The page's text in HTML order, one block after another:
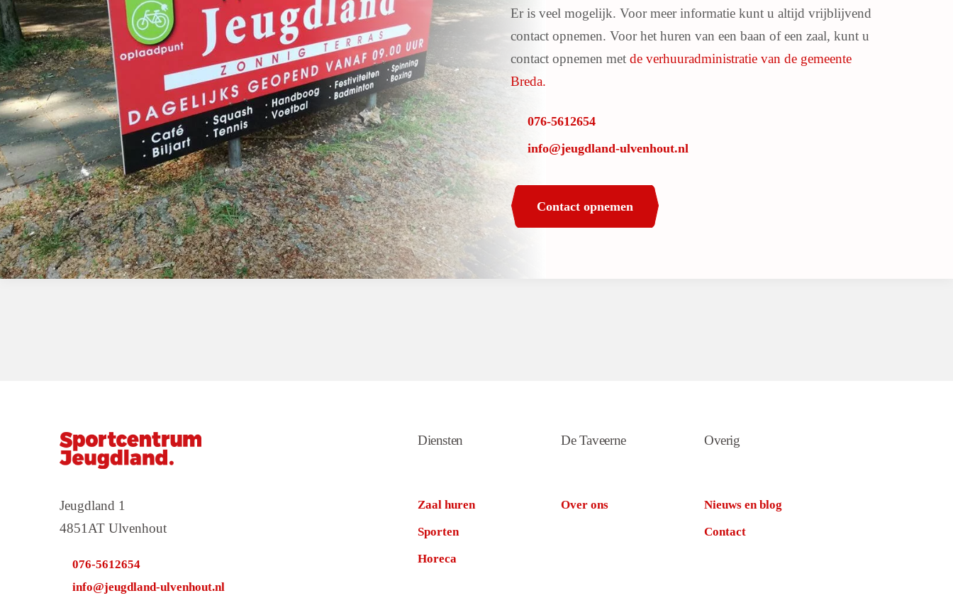
Er is veel mogelijk. Voor meer informatie kunt u altijd vrijblijvend
contact opnemen. Voor het huren van een baan of een zaal, kunt u
contact opnemen met de verhuuradministratie van de gemeente
Breda.
076-5612654
info@jeugdland-ulvenhout.nl
Contact opnemen
Jeugdland 1
4851AT Ulvenhout
076-5612654
info@jeugdland-ulvenhout.nl
Diensten
Zaal huren
Sporten
Horeca
De Taveerne
Over ons
Overig
Nieuws en blog
Contact